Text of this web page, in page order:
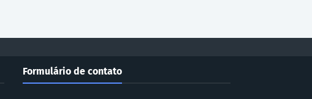
Formulário de contato